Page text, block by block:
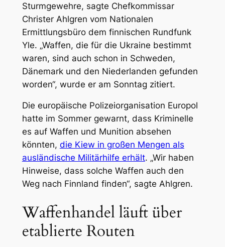
Sturmgewehre, sagte Chefkommissar
Christer Ahlgren vom Nationalen
Ermittlungsbüro dem finnischen Rundfunk
Yle. „Waffen, die für die Ukraine bestimmt
waren, sind auch schon in Schweden,
Dänemark und den Niederlanden gefunden
worden“, wurde er am Sonntag zitiert.
Die europäische Polizeiorganisation Europol
hatte im Sommer gewarnt, dass Kriminelle
es auf Waffen und Munition absehen
könnten, die Kiew in großen Mengen als
ausländische Militärhilfe erhält. „Wir haben
Hinweise, dass solche Waffen auch den
Weg nach Finnland finden“, sagte Ahlgren.
Waffenhandel läuft über
etablierte Routen